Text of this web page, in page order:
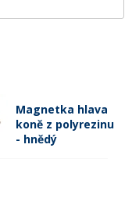
Magnetka hlava
koně z polyrezinu
- hnědý